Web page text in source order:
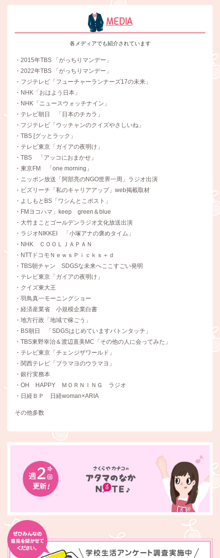
MEDIA
各メディアでも紹介されています
・2015年TBS 「がっちりマンデー」
・2022年TBS 「がっちりマンデー」
・フジテレビ「フューチャーランナーズ17の未来」
・NHK「おはよう日本」
・NHK「ニュースウォッチナイン」
・テレビ朝日 「日本のチカラ」
・フジテレビ「ウッチャンのクイズやさしいね」
・TBS [グッとラック」
・テレビ東京「ガイアの夜明け」
・TBS 「アッコにおまかせ」
・東京FM 「one morning」
・ニッポン放送「阿部亮のNGO世界一周」ラジオ出演
・ビズリーチ「私のキャリアアップ」web掲載取材
・よしもとBS「ワシんとこポスト」
・FMヨコハマ」keep green＆blue
・大竹まことゴールデンラジオ文化放送出演
・ラジオNIKKEI 「小塚アナの褒めタイム」
・NHK ＣＯＯＬＪＡＰＡＮ
・NTTドコモＮｅｗｓＰｉｃｋｓ＋ｄ
・TBS朝チャン SDGSな未来へここすごい発明
・テレビ東京「ガイアの夜明け」
・クイズ東大王
・羽鳥真一モーニングショー
・経済産業省 小規模企業白書
・地方行政「地域で稼ごう」
・BS朝日 「SDGSはじめていますバトンタッチ」
・TBS東野幸治＆渡辺直美MC「その他の人に会ってみた」
・テレビ東京「チェンジザワールド」
・関西テレビ「ブラマヨのウラマヨ」
・銀行実務本
・OH HAPPY ＭＯＲＮＩＮＧ ラジオ
・日経ＢＰ 日経woman×ARIA
その他多数